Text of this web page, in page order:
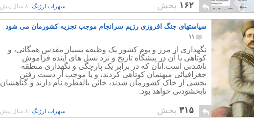
۱۶۲ پخش سهراب ارژنگ ۸ سال پیش
سیاستهای جنگ افروزی رژیم سرانجام موجب تجزیه کشورمان می شود
۱۱
نگهداری از مرز و بوم کشور یک وظیفه بسیار مقدس همگانی، و
کوتاهی با آن در پیشگاه تاریخ و نزد نسل های آینده فراموش
ناشدنی است.آنان که در برابر یک پارچگی و نگهداری منطقه
جغرافیائی میهنمان کوتاهی کردند، و یا موجب از دست رفتن
بخشی از خاک کشورمان شدند، خائن بالفطره نام دارند و گناهشان
نابخشودنی خواهد بود.
۳۱۵ پخش سهراب ارژنگ ۸ سال پیش